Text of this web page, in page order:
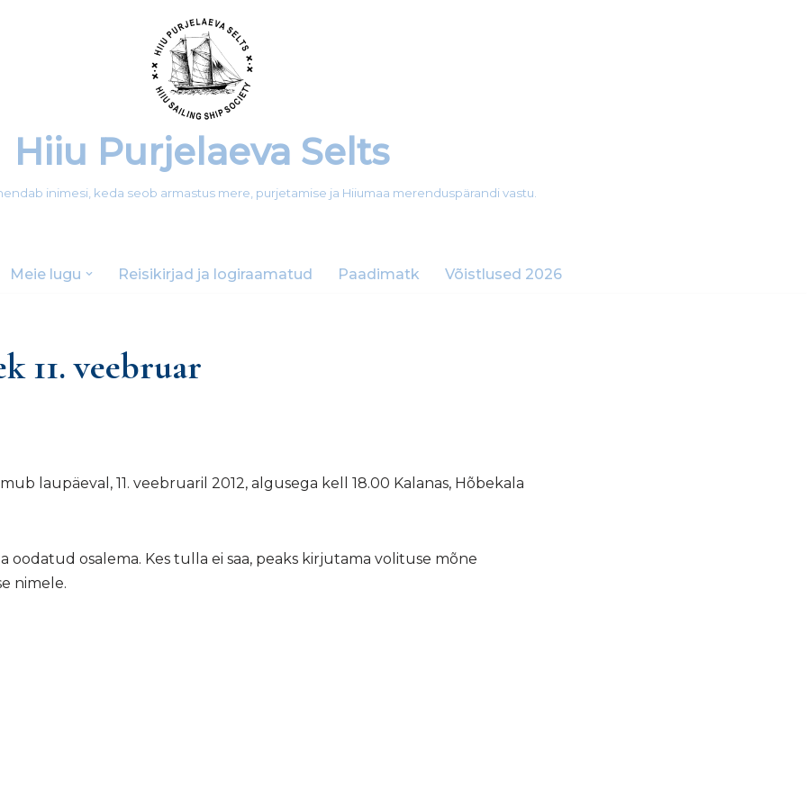
Hiiu Purjelaeva Selts
inimesi, keda seob armastus mere, purjetamise ja Hiiumaa merenduspärandi vastu.
Meie lugu Reisikirjad ja logiraamatud Paadimatk Võistlused 2026
11. veebruar
laupäeval, 11. veebruaril 2012, algusega kell 18.00 Kalanas, Hõbekala
oodatud osalema. Kes tulla ei saa, peaks kirjutama volituse mõne
nimele.